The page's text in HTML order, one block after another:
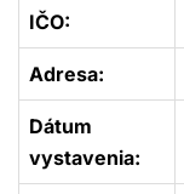
IČO:
Adresa:
Dátum
vystavenia: